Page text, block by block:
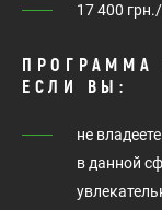
17 400
ПРОГРАММА
ЕСЛИ ВЫ:
не
в данной